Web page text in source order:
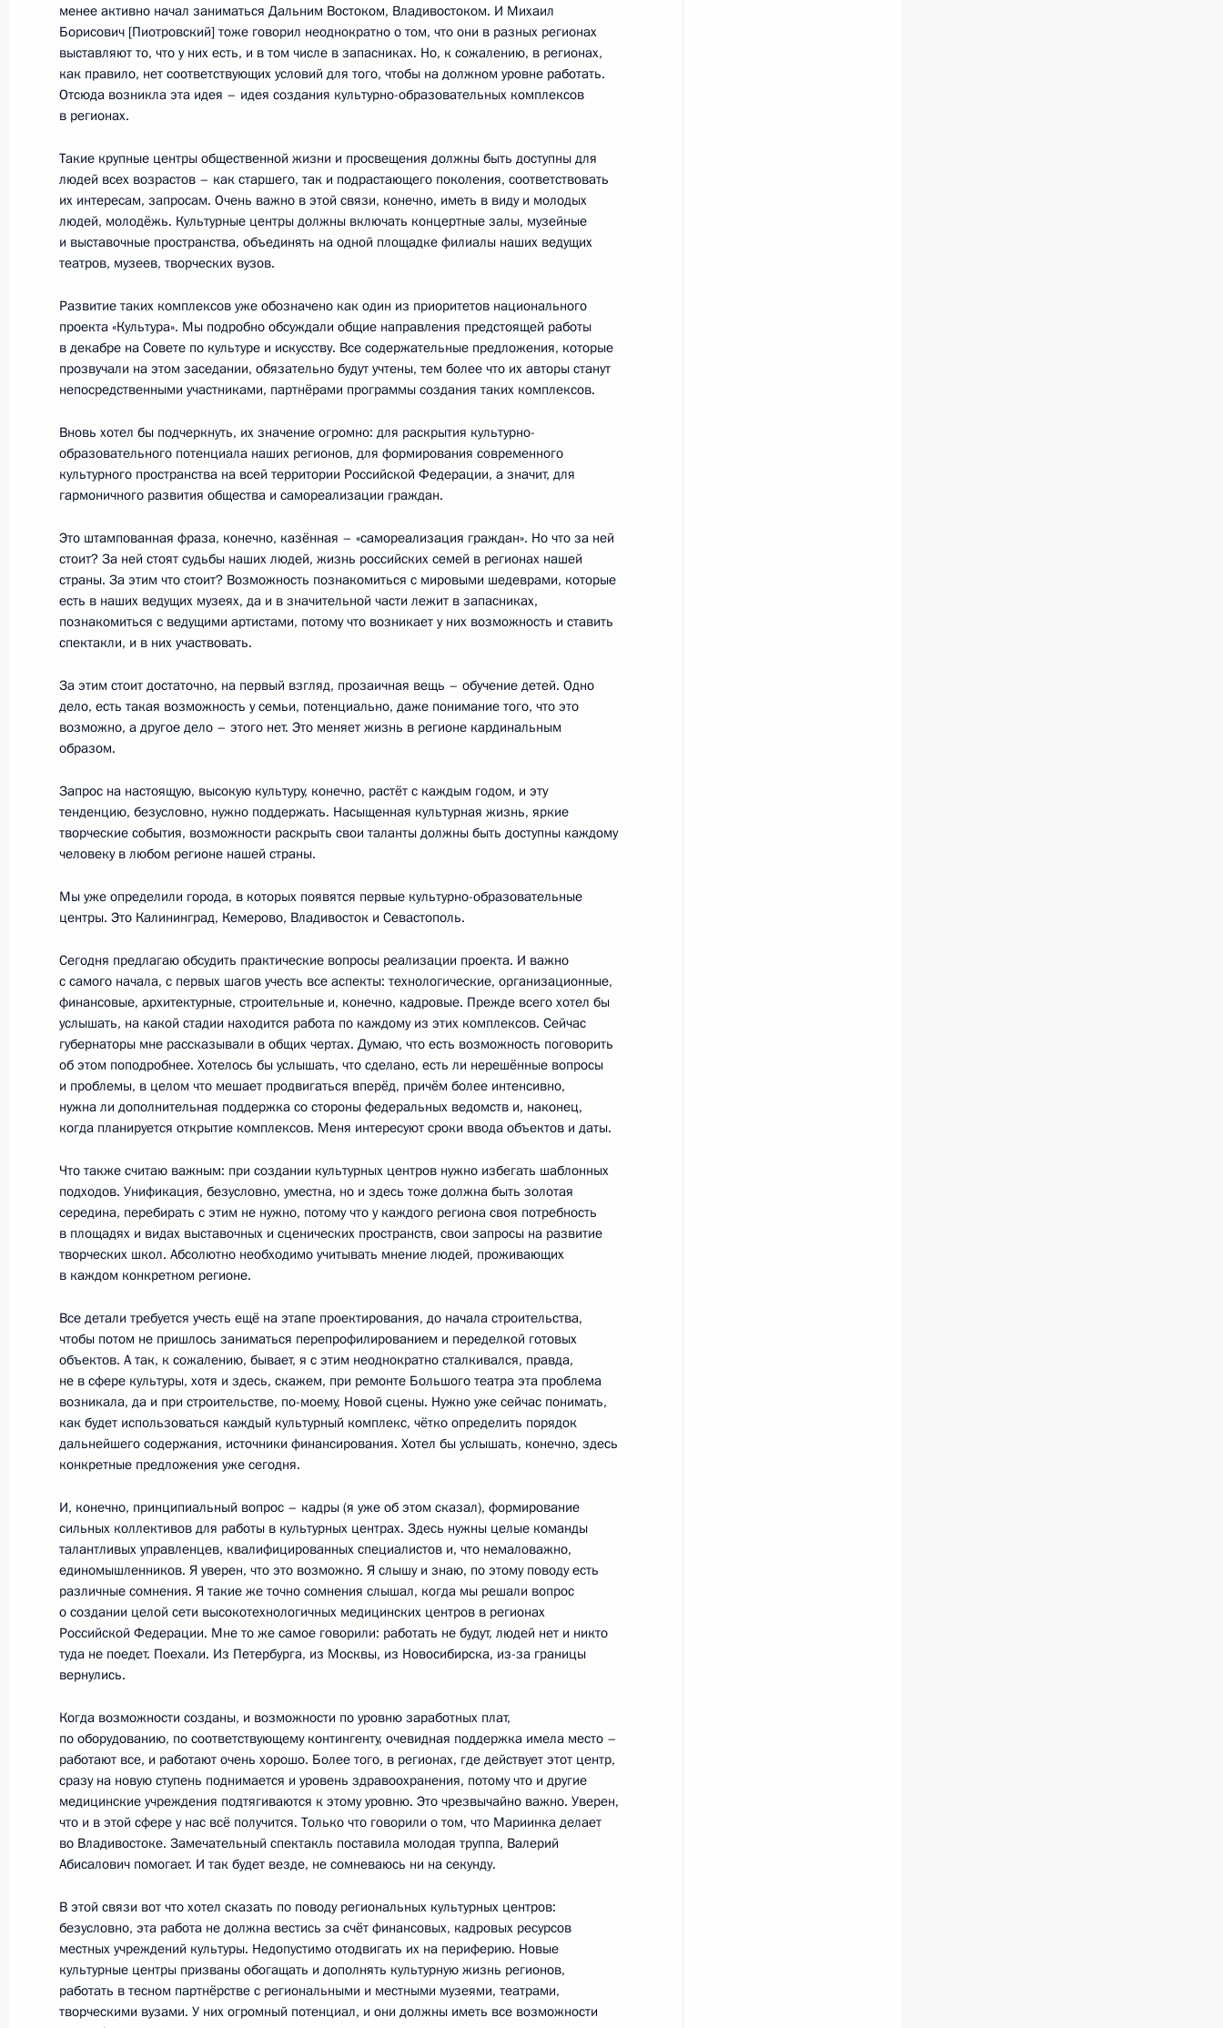
31 октября Президент совершит рабочую поездку
в Калининградскую область
30 октября 2019 года, 15:00
Совещание по вопросу создания культурно-образовательных
комплексов в субъектах Российской Федерации
8 января 2019 года, 16:30
Ввод в эксплуатацию регазификационного терминала СПГ
8 января 2019 года, 13:50
8 января Президент совершит рабочую поездку в Калининград
7 января 2019 года, 15:00
Внесены изменения в Кодекс торгового мореплавания в части
создания Российского открытого реестра судов
3 августа 2018 года, 17:55
Внесены изменения в отдельные законодательные акты в связи
с принятием закона о специальных административных районах
на территориях Калининградской области и Приморского края
Внесены изменения в закон о валютном регулировании
и валютном контроле
3 августа 2018 года, 17:40
Подписан закон о специальных административных районах
на территориях Калининградской области и Приморского края
3 августа 2018 года, 17:30
Президенту представлен проект культурно-музейного центра
20 июля 2018 года, 19:00
Совместное заседание Совета по развитию физической культуры
и спорта и Наблюдательного совета Оргкомитета «Россия-2018»
20 июля 2018 года, 18:30
Беседа с юными футболистами
20 июля 2018 года, 16:35
Посещение стадиона «Калининград»
20 июля 2018 года, 16:30
Медиафорум региональных и местных СМИ
2 марта 2018 года, 20:00
Показать предыдущие материалы
Встреча с военнослужащими Военно-Морского Флота
26 июля 2026 года
менее активно начал заниматься Дальним Востоком, Владивостоком. И Михаил
Борисович [Пиотровский] тоже говорил неоднократно о том, что они в разных регионах
выставляют то, что у них есть, и в том числе в запасниках. Но, к сожалению, в регионах,
как правило, нет соответствующих условий для того, чтобы на должном уровне работать.
Отсюда возникла эта идея – идея создания культурно-образовательных комплексов
в регионах.
Такие крупные центры общественной жизни и просвещения должны быть доступны для
людей всех возрастов – как старшего, так и подрастающего поколения, соответствовать
их интересам, запросам. Очень важно в этой связи, конечно, иметь в виду и молодых
людей, молодёжь. Культурные центры должны включать концертные залы, музейные
и выставочные пространства, объединять на одной площадке филиалы наших ведущих
театров, музеев, творческих вузов.
Развитие таких комплексов уже обозначено как один из приоритетов национального
проекта «Культура». Мы подробно обсуждали общие направления предстоящей работы
в декабре на Совете по культуре и искусству. Все содержательные предложения, которые
прозвучали на этом заседании, обязательно будут учтены, тем более что их авторы станут
непосредственными участниками, партнёрами программы создания таких комплексов.
Вновь хотел бы подчеркнуть, их значение огромно: для раскрытия культурно-
образовательного потенциала наших регионов, для формирования современного
культурного пространства на всей территории Российской Федерации, а значит, для
гармоничного развития общества и самореализации граждан.
Это штампованная фраза, конечно, казённая – «самореализация граждан». Но что за ней
стоит? За ней стоят судьбы наших людей, жизнь российских семей в регионах нашей
страны. За этим что стоит? Возможность познакомиться с мировыми шедеврами, которые
есть в наших ведущих музеях, да и в значительной части лежит в запасниках,
познакомиться с ведущими артистами, потому что возникает у них возможность и ставить
спектакли, и в них участвовать.
За этим стоит достаточно, на первый взгляд, прозаичная вещь – обучение детей. Одно
дело, есть такая возможность у семьи, потенциально, даже понимание того, что это
возможно, а другое дело – этого нет. Это меняет жизнь в регионе кардинальным
образом.
Запрос на настоящую, высокую культуру, конечно, растёт с каждым годом, и эту
тенденцию, безусловно, нужно поддержать. Насыщенная культурная жизнь, яркие
творческие события, возможности раскрыть свои таланты должны быть доступны каждому
человеку в любом регионе нашей страны.
Мы уже определили города, в которых появятся первые культурно-образовательные
центры. Это Калининград, Кемерово, Владивосток и Севастополь.
Сегодня предлагаю обсудить практические вопросы реализации проекта. И важно
с самого начала, с первых шагов учесть все аспекты: технологические, организационные,
финансовые, архитектурные, строительные и, конечно, кадровые. Прежде всего хотел бы
услышать, на какой стадии находится работа по каждому из этих комплексов. Сейчас
губернаторы мне рассказывали в общих чертах. Думаю, что есть возможность поговорить
об этом поподробнее. Хотелось бы услышать, что сделано, есть ли нерешённые вопросы
и проблемы, в целом что мешает продвигаться вперёд, причём более интенсивно,
нужна ли дополнительная поддержка со стороны федеральных ведомств и, наконец,
когда планируется открытие комплексов. Меня интересуют сроки ввода объектов и даты.
Что также считаю важным: при создании культурных центров нужно избегать шаблонных
подходов. Унификация, безусловно, уместна, но и здесь тоже должна быть золотая
середина, перебирать с этим не нужно, потому что у каждого региона своя потребность
в площадях и видах выставочных и сценических пространств, свои запросы на развитие
творческих школ. Абсолютно необходимо учитывать мнение людей, проживающих
в каждом конкретном регионе.
Все детали требуется учесть ещё на этапе проектирования, до начала строительства,
чтобы потом не пришлось заниматься перепрофилированием и переделкой готовых
объектов. А так, к сожалению, бывает, я с этим неоднократно сталкивался, правда,
не в сфере культуры, хотя и здесь, скажем, при ремонте Большого театра эта проблема
возникала, да и при строительстве, по-моему, Новой сцены. Нужно уже сейчас понимать,
как будет использоваться каждый культурный комплекс, чётко определить порядок
дальнейшего содержания, источники финансирования. Хотел бы услышать, конечно, здесь
конкретные предложения уже сегодня.
И, конечно, принципиальный вопрос – кадры (я уже об этом сказал), формирование
сильных коллективов для работы в культурных центрах. Здесь нужны целые команды
талантливых управленцев, квалифицированных специалистов и, что немаловажно,
единомышленников. Я уверен, что это возможно. Я слышу и знаю, по этому поводу есть
различные сомнения. Я такие же точно сомнения слышал, когда мы решали вопрос
о создании целой сети высокотехнологичных медицинских центров в регионах
Российской Федерации. Мне то же самое говорили: работать не будут, людей нет и никто
туда не поедет. Поехали. Из Петербурга, из Москвы, из Новосибирска, из-за границы
вернулись.
Когда возможности созданы, и возможности по уровню заработных плат,
по оборудованию, по соответствующему контингенту, очевидная поддержка имела место –
работают все, и работают очень хорошо. Более того, в регионах, где действует этот центр,
сразу на новую ступень поднимается и уровень здравоохранения, потому что и другие
медицинские учреждения подтягиваются к этому уровню. Это чрезвычайно важно. Уверен,
что и в этой сфере у нас всё получится. Только что говорили о том, что Мариинка делает
во Владивостоке. Замечательный спектакль поставила молодая труппа, Валерий
Абисалович помогает. И так будет везде, не сомневаюсь ни на секунду.
В этой связи вот что хотел сказать по поводу региональных культурных центров:
безусловно, эта работа не должна вестись за счёт финансовых, кадровых ресурсов
местных учреждений культуры. Недопустимо отодвигать их на периферию. Новые
культурные центры призваны обогащать и дополнять культурную жизнь регионов,
работать в тесном партнёрстве с региональными и местными музеями, театрами,
творческими вузами. У них огромный потенциал, и они должны иметь все возможности